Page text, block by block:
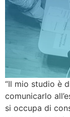
“Il mio studio è
comunicarlo
si occupa di